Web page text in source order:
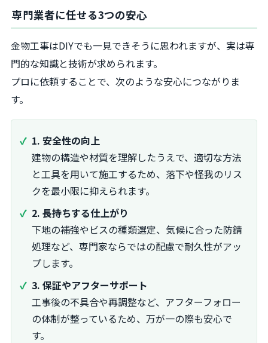
専門業者に任せる3つの安心
金物工事はDIYでも一見できそうに思われますが、実は専
門的な知識と技術が求められます。
プロに依頼することで、次のような安心につながりま
す。
1. 安全性の向上
建物の構造や材質を理解したうえで、適切な方法
と工具を用いて施工するため、落下や怪我のリス
クを最小限に抑えられます。
2. 長持ちする仕上がり
下地の補強やビスの種類選定、気候に合った防錆
処理など、専門家ならではの配慮で耐久性がアッ
プします。
3. 保証やアフターサポート
工事後の不具合や再調整など、アフターフォロー
の体制が整っているため、万が一の際も安心で
す。